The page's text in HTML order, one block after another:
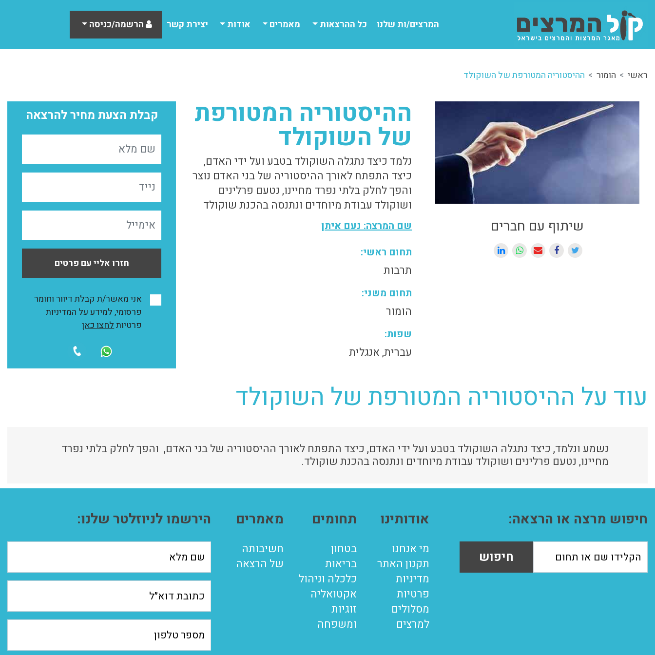
המרצים/ות שלנו כל ההרצאות מאמרים אודות יצירת קשר הרשמה/כניסה
ראשי הומור ההיסטוריה המטורפת של השוקולד
שיתוף עם חברים
ההיסטוריה המטורפת
של השוקולד
נלמד כיצד נתגלה השוקולד בטבע ועל ידי האדם,
כיצד התפתח לאורך ההיסטוריה של בני האדם נוצר
והפך לחלק בלתי נפרד מחיינו, נטעם פרלינים
ושוקולד עבודת מיוחדים ונתנסה בהכנת שוקולד
שם המרצה: נעם איתן
תחום ראשי:
תרבות
תחום משני:
הומור
שפות:
עברית, אנגלית
קבלת הצעת מחיר להרצאה
חזרו אליי עם פרטים
אני מאשר/ת קבלת דיוור וחומר
פרסומי, למידע על המדיניות
פרטיותלחצו כאן
עוד על ההיסטוריה המטורפת של השוקולד
נשמע ונלמד, כיצד נתגלה השוקולד בטבע ועל ידי האדם, כיצד התפתח לאורך ההיסטוריה של בני האדם, והפך לחלק בלתי נפרד
מחיינו, נטעם פרלינים ושוקולד עבודת מיוחדים ונתנסה בהכנת שוקולד.
חיפוש מרצה או הרצאה:
חיפוש
אודותינו
מי אנחנו
תקנון האתר
מדיניות
פרטיות
מסלולים
למרצים
תחומים
בטחון
בריאות
כלכלה וניהול
אקטואליה
זוגיות
ומשפחה
מאמרים
חשיבותה
של הרצאה
הירשמו לניוזלטר שלנו: